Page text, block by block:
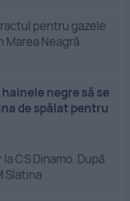
pentru gazele
Marea Neagră
negre să se
de spălat pentru
CS Dinamo. După
Slatina